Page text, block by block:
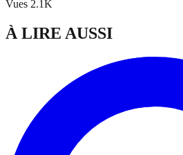
Vues 2.1K
À LIRE AUSSI